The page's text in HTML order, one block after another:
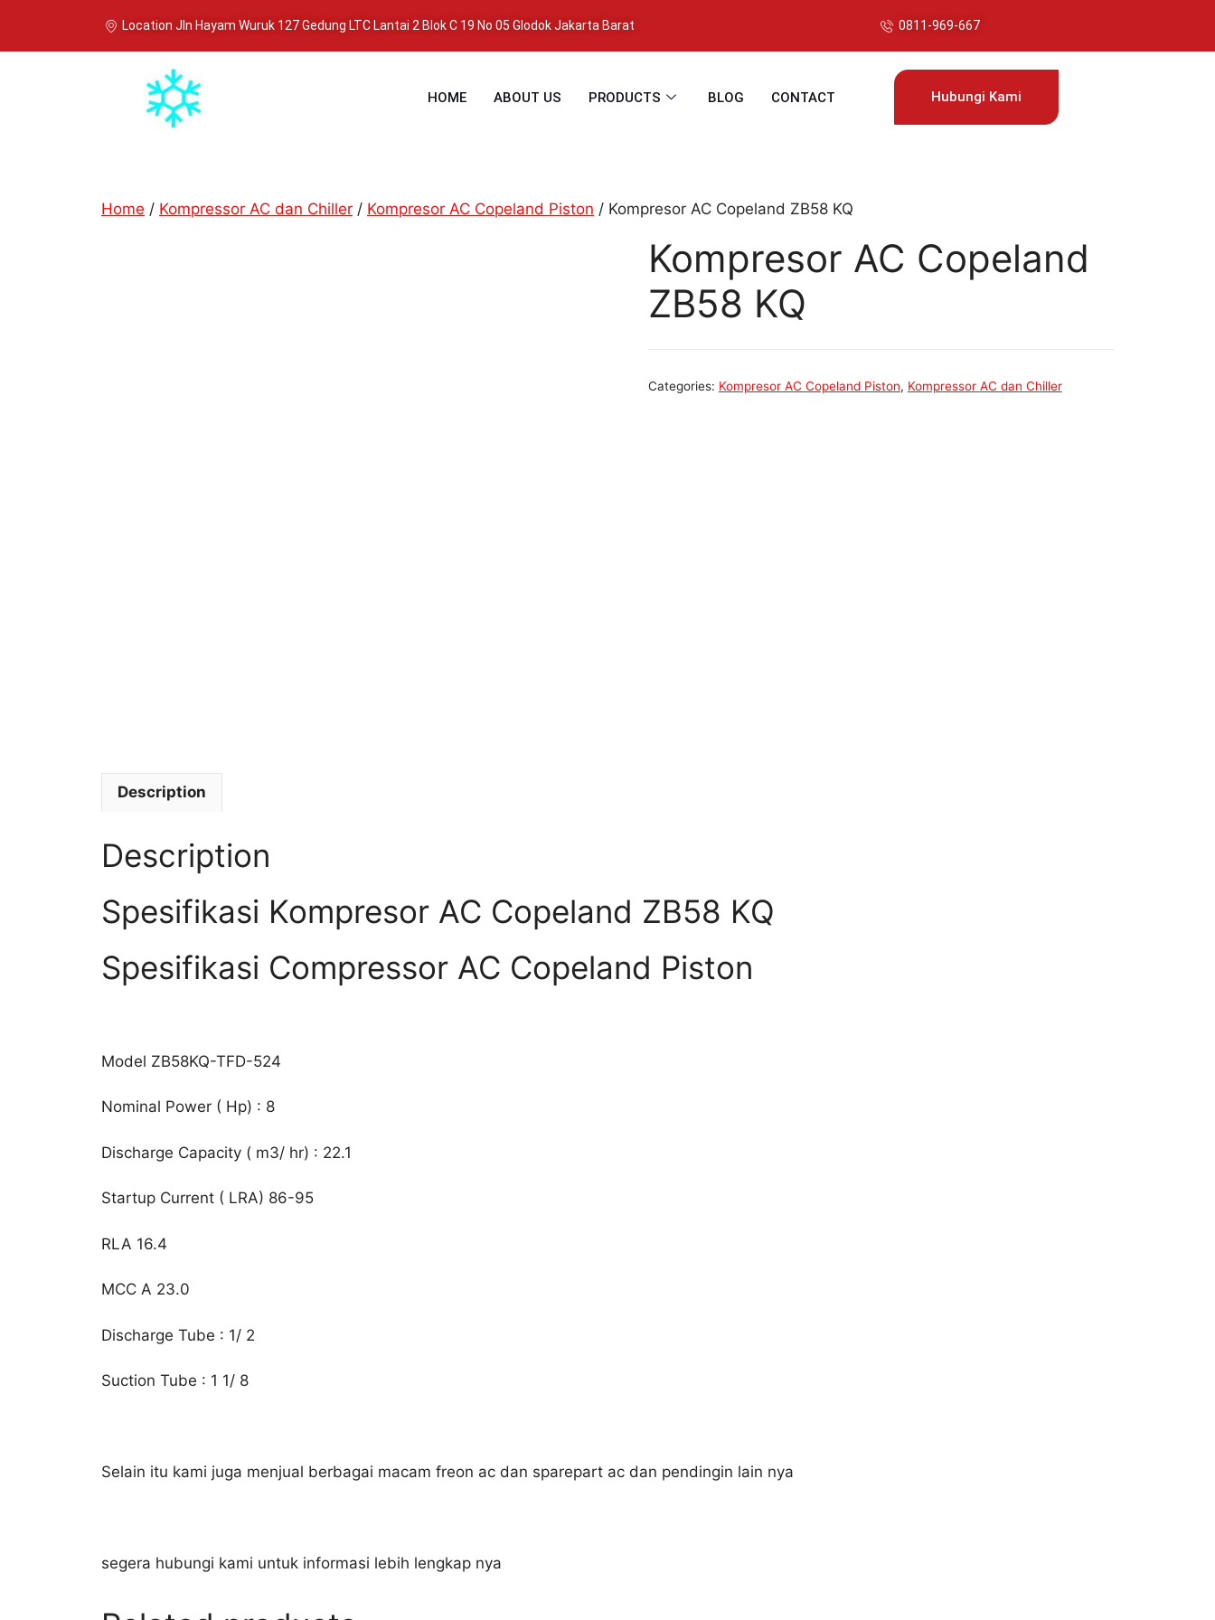
Location Jln Hayam Wuruk 127 Gedung LTC Lantai 2 Blok C 19 No 05 Glodok Jakarta Barat 0811-969-667
HOME ABOUT US PRODUCTS BLOG CONTACT Hubungi Kami
Home / Kompressor AC dan Chiller / Kompresor AC Copeland Piston / Kompresor AC Copeland ZB58 KQ
Kompresor AC Copeland
ZB58 KQ
Categories: Kompresor AC Copeland Piston, Kompressor AC dan Chiller
Description
Description
Spesifikasi Kompresor AC Copeland ZB58 KQ
Spesifikasi Compressor AC Copeland Piston
Model ZB58KQ-TFD-524
Nominal Power ( Hp) : 8
Discharge Capacity ( m3/ hr) : 22.1
Startup Current ( LRA) 86-95
RLA 16.4
MCC A 23.0
Discharge Tube : 1/ 2
Suction Tube : 1 1/ 8
Selain itu kami juga menjual berbagai macam freon ac dan sparepart ac dan pendingin lain nya
segera hubungi kami untuk informasi lebih lengkap nya